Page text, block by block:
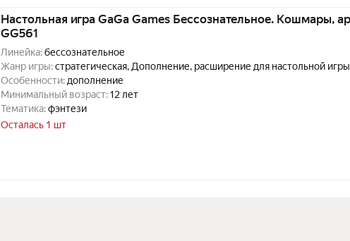
Настольная игра GaGa Games Бессознательное. Кошмары,
GG561
Линейка:бессознательное
Жанр игры:стратегическая, Дополнение, расширение для настольной игры
Особенности:дополнение
Минимальный возраст:12 лет
Тематика:фэнтези
Осталась 1 шт